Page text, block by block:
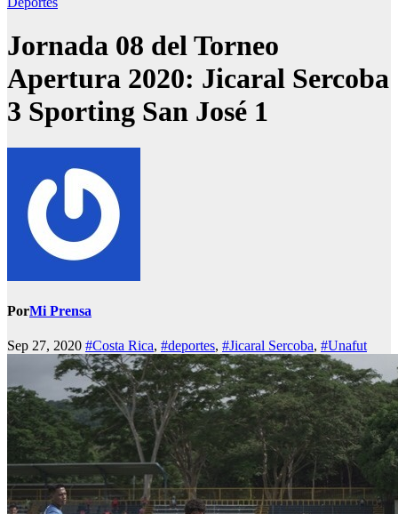
Jornada 08 del Torneo
Apertura 2020: Jicaral Sercoba
3 Sporting San José 1
PorMi Prensa
Sep 27, 2020 #Costa Rica, #deportes, #Jicaral Sercoba, #Unafut